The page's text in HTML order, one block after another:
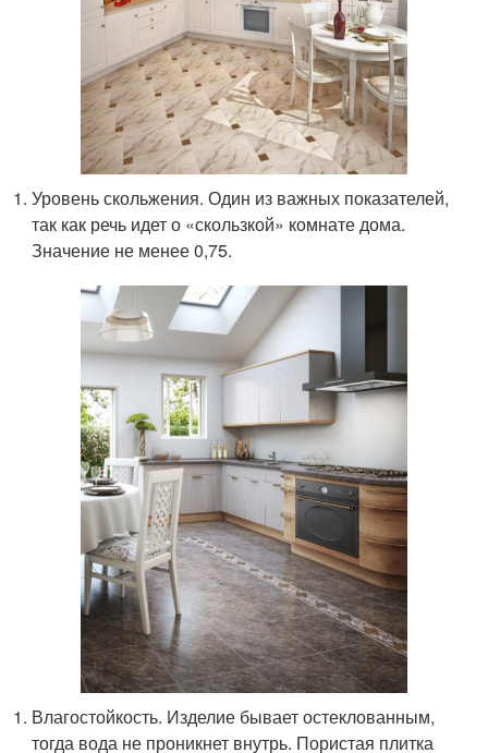
Уровень скольжения. Один из важных показателей,
так как речь идет о «скользкой» комнате дома.
Значение не менее 0,75.
Влагостойкость. Изделие бывает остеклованным,
тогда вода не проникнет внутрь. Пористая плитка